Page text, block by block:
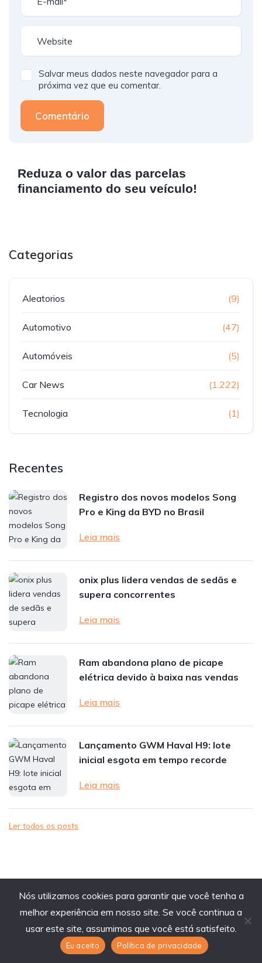
Salvar meus dados neste navegador para a
próxima vez que eu comentar.
Comentário
Reduza o valor das parcelas
financiamento do seu veículo!
Categorias
Aleatorios (9)
Automotivo (47)
Automóveis (5)
Car News (1.222)
Tecnologia (1)
Recentes
Registro dos novos modelos Song
Pro e King da BYD no Brasil
Leia mais
onix plus lidera vendas de sedãs e
supera concorrentes
Leia mais
Ram abandona plano de picape
elétrica devido à baixa nas vendas
Leia mais
Lançamento GWM Haval H9: lote
inicial esgota em tempo recorde
Leia mais
Ler todos os posts
Nós utilizamos cookies para garantir que você tenha a
melhor experiência em nosso site. Se você continua a
usar este site, assumimos que você está satisfeito.
Eu aceito Política de privacidade